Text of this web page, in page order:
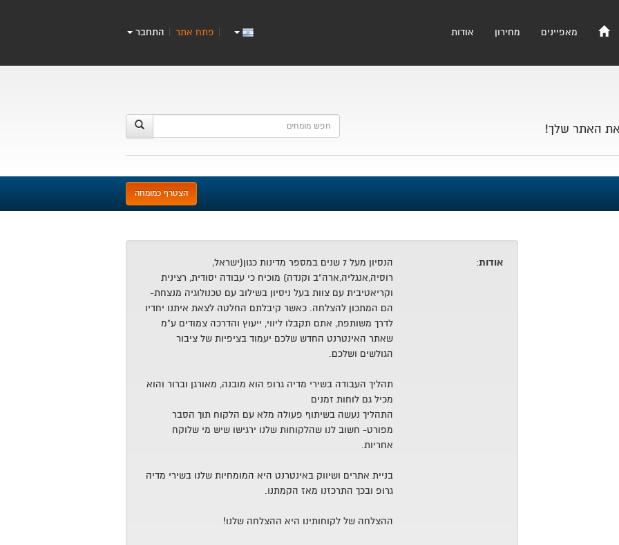
מאפיינים מחירון אודות פתח אתר התחבר
את האתר שלך!
הצטרף כמומחה
אודות:
הנסיון מעל 7 שנים במספר מדינות כגון(ישראל,
רוסיה,אנגליה,ארה"ב וקנדה) מוכיח כי עבודה יסודית, רצינית
וקריאטיבית עם צוות בעל ניסיון בשילוב עם טכנולוגיה מנצחת-
הם המתכון להצלחה. כאשר קיבלתם החלטה לצאת איתנו יחדיו
לדרך משותפת, אתם תקבלו ליווי, ייעוץ והדרכה צמודים ע"מ
שאתר האינטרנט החדש שלכם יעמוד בציפיות של ציבור
הגולשים ושלכם.
תהליך העבודה בשירי מדיה גרופ הוא מובנה, מאורגן וברור והוא
מכיל גם לוחות זמנים
התהליך נעשה בשיתוף פעולה מלא עם הלקוח תוך הסבר
מפורט- חשוב לנו שהלקוחות שלנו ירגישו שיש מי שלוקח
אחריות.
בניית אתרים ושיווק באינטרנט היא המומחיות שלנו בשירי מדיה
גרופ ובכך התרכזנו מאז הקמתנו.
ההצלחה של לקוחותינו היא ההצלחה שלנו!